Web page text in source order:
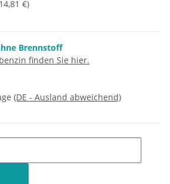
14,81 €)
Brennstoff
finden Sie hier.
(DE - Ausland abweichend)